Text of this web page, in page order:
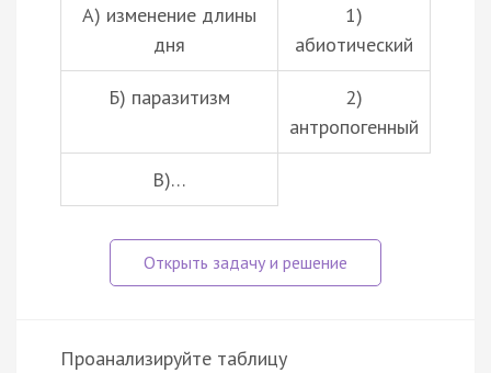
А) изменение длины
дня
1)
абиотический
Б) паразитизм
2)
антропогенный
В)…
Проанализируйте таблицу